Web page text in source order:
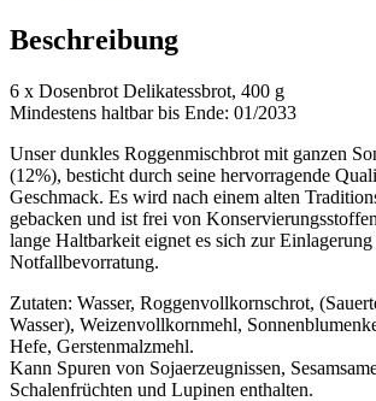
Beschreibung
6 x Dosenbrot Delikatessbrot, 400 g
Mindestens haltbar bis Ende: 01/2033
Unser dunkles Roggenmischbrot mit ganzen
(12%), besticht durch seine hervorragende
Geschmack. Es wird nach einem alten
gebacken und ist frei von
lange Haltbarkeit eignet es sich zur Einlagerung
Notfallbevorratung.
Zutaten: Wasser, Roggenvollkornschrot,
Wasser), Weizenvollkornmehl,
Hefe, Gerstenmalzmehl.
Kann Spuren von Sojaerzeugnissen,
Schalenfrüchten und Lupinen enthalten.